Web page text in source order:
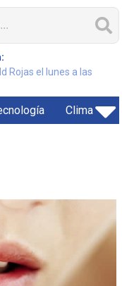
Rojas el lunes a las
Clima